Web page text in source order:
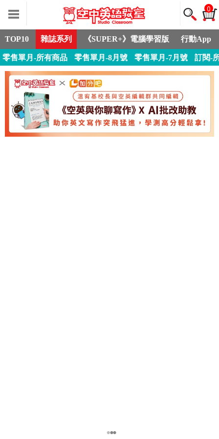
0
TOP10 雜誌系列 《SUPER+》電腦學習版 行動App
零售單月-所有商品 零售單月-8月號 零售單月-7月號 訂閱-